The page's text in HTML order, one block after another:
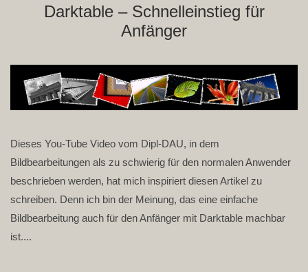
Darktable – Schnelleinstieg für
Anfänger
Dieses You-Tube Video vom Dipl-DAU, in dem
Bildbearbeitungen als zu schwierig für den normalen Anwender
beschrieben werden, hat mich inspiriert diesen Artikel zu
schreiben. Denn ich bin der Meinung, das eine einfache
Bildbearbeitung auch für den Anfänger mit Darktable machbar
ist....